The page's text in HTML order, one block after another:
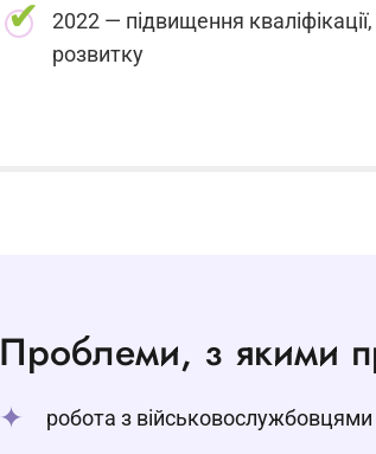
2022 — підвищення
розвитку
Проблеми, з якими
робота з військовослужбовцями